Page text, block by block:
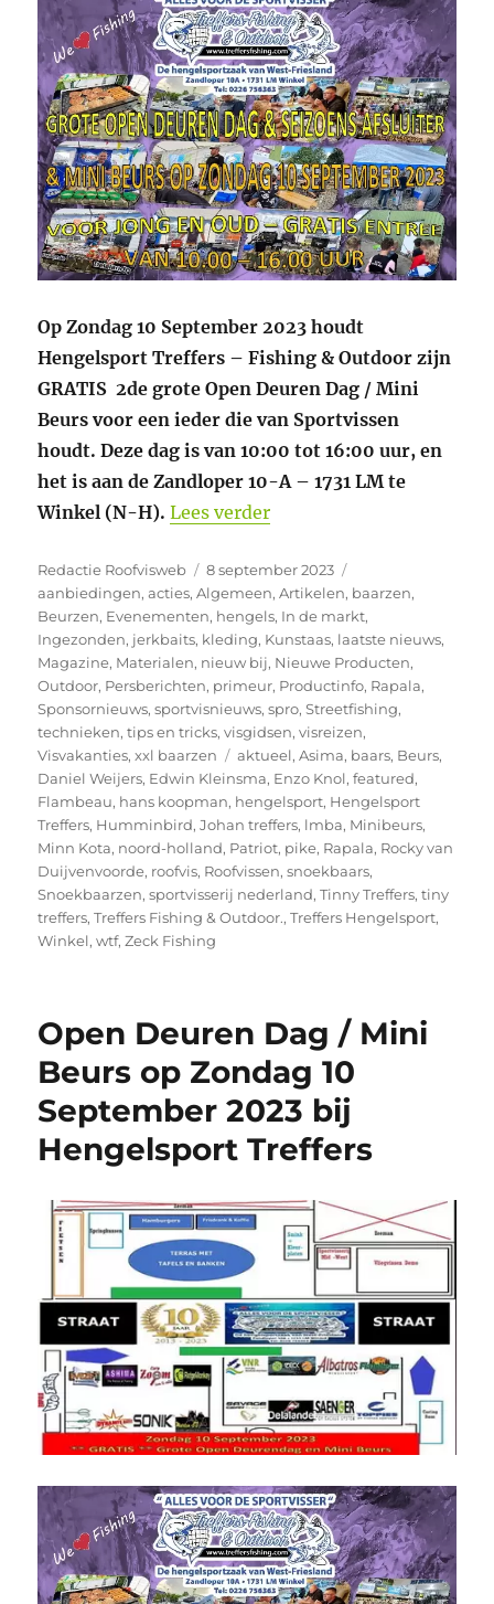
Op Zondag 10 September 2023 houdt
Hengelsport Treffers – Fishing & Outdoor zijn
GRATIS 2de grote Open Deuren Dag / Mini
Beurs voor een ieder die van Sportvissen
houdt. Deze dag is van 10:00 tot 16:00 uur, en
het is aan de Zandloper 10-A – 1731 LM te
Winkel (N-H). Lees verder“Zondag 10 September
Auteur
Redactie Roofvisweb
Geplaatst
op
8 september 2023
aanbiedingen,acties,Algemeen,Artikelen, baarzen,
Beurzen, Evenementen, hengels, In de markt,
Ingezonden, jerkbaits, kleding, Kunstaas, laatste nieuws,
Magazine, Materialen, nieuw bij, Nieuwe Producten,
Outdoor, Persberichten, primeur, Productinfo, Rapala,
Sponsornieuws,sportvisnieuws,spro,Streetfishing,
technieken,tips en tricks,visgidsen,visreizen,
Visvakanties,xxl baarzen Tags
aktueel,Asima, baars, Beurs,
Daniel Weijers, Edwin Kleinsma, Enzo Knol,featured,
Flambeau, hans koopman, hengelsport, Hengelsport
Treffers, Humminbird,Johan treffers, lmba, Minibeurs,
Minn Kota, noord-holland, Patriot, pike, Rapala, Rocky van
Duijvenvoorde, roofvis, Roofvissen,snoekbaars,
Snoekbaarzen,sportvisserij nederland,Tinny Treffers,tiny
treffers,Treffers Fishing & Outdoor.,Treffers Hengelsport,
Winkel,wtf,Zeck Fishing
Open Deuren Dag / Mini
Beurs op Zondag 10
September 2023 bij
Hengelsport Treffers